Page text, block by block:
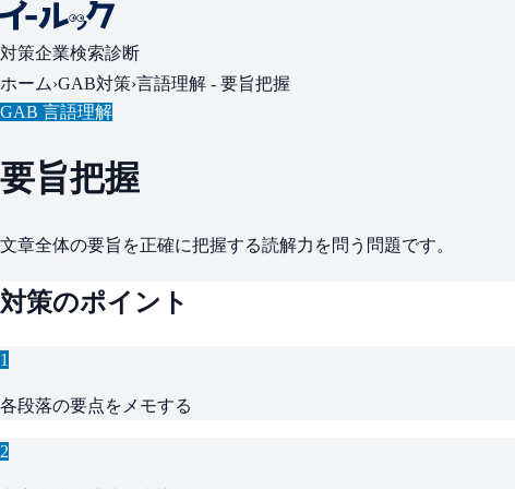
対策企業検索診断
ホーム›GAB対策›言語理解 - 要旨把握
GAB 言語理解
要旨把握
文章全体の要旨を正確に把握する読解力を問う問題です。
対策のポイント
1
各段落の要点をメモする
2